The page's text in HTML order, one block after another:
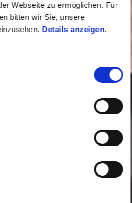
Webseite zu ermöglichen. Für
bitten wir Sie, unsere
Details anzeigen.